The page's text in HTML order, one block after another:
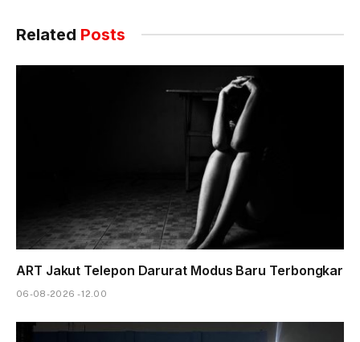
Related Posts
ART Jakut Telepon Darurat Modus Baru Terbongkar
06-08-2026 - 12.00